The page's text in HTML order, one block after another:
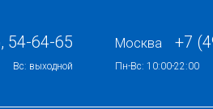
54-64-65
Вс: выходной
Москва +7
Пн-Вс: 10:00-22:00